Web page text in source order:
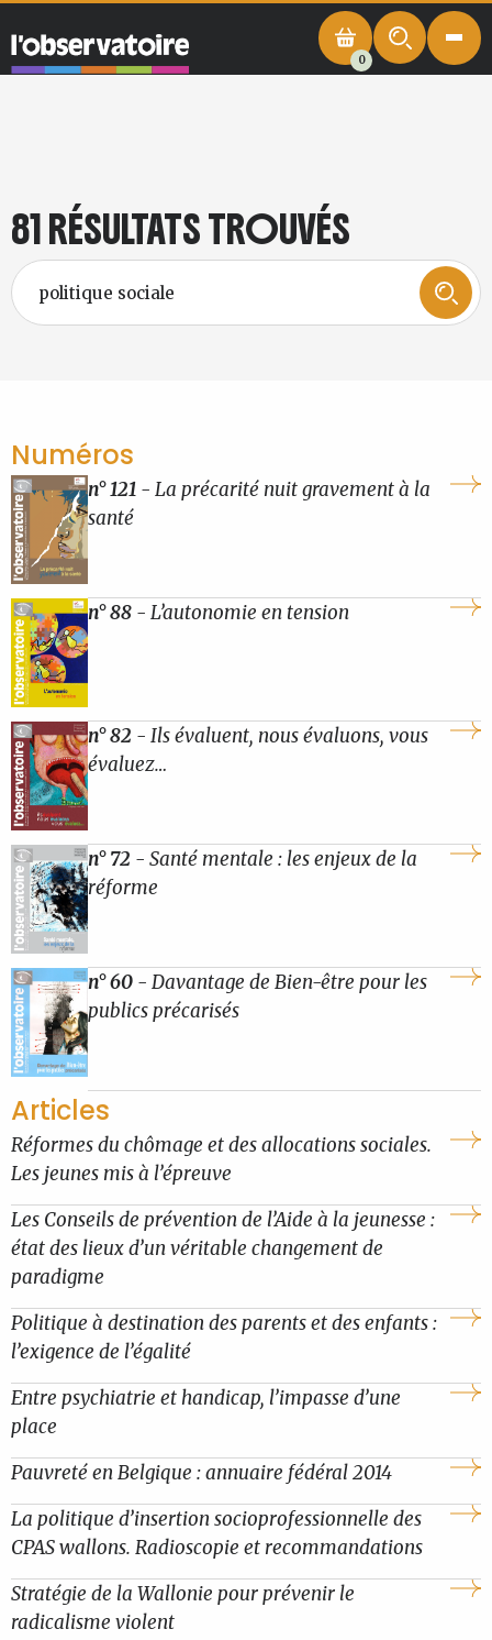
0
81 RÉSULTATS TROUVÉS
Numéros
n° 121 - La précarité nuit gravement à la
santé
n° 88 - L’autonomie en tension
n° 82 - Ils évaluent, nous évaluons, vous
évaluez…
n° 72 - Santé mentale : les enjeux de la
réforme
n° 60 - Davantage de Bien-être pour les
publics précarisés
Articles
Réformes du chômage et des allocations sociales.
Les jeunes mis à l’épreuve
Les Conseils de prévention de l’Aide à la jeunesse :
état des lieux d’un véritable changement de
paradigme
Politique à destination des parents et des enfants :
l’exigence de l’égalité
Entre psychiatrie et handicap, l’impasse d’une
place
Pauvreté en Belgique : annuaire fédéral 2014
La politique d’insertion socioprofessionnelle des
CPAS wallons. Radioscopie et recommandations
Stratégie de la Wallonie pour prévenir le
radicalisme violent